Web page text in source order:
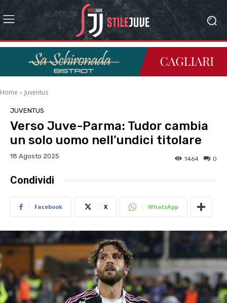
Home Juventus
JUVENTUS
Verso Juve-Parma: Tudor cambia
un solo uomo nell’undici titolare
18 Agosto 2025 0
1464
Condividi
Facebook X WhatsApp